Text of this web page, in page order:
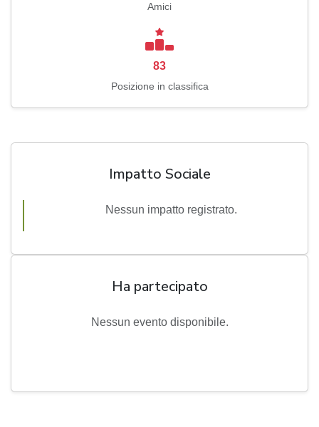
Amici
83
Posizione in classifica
Impatto Sociale
Nessun impatto registrato.
Ha partecipato
Nessun evento disponibile.